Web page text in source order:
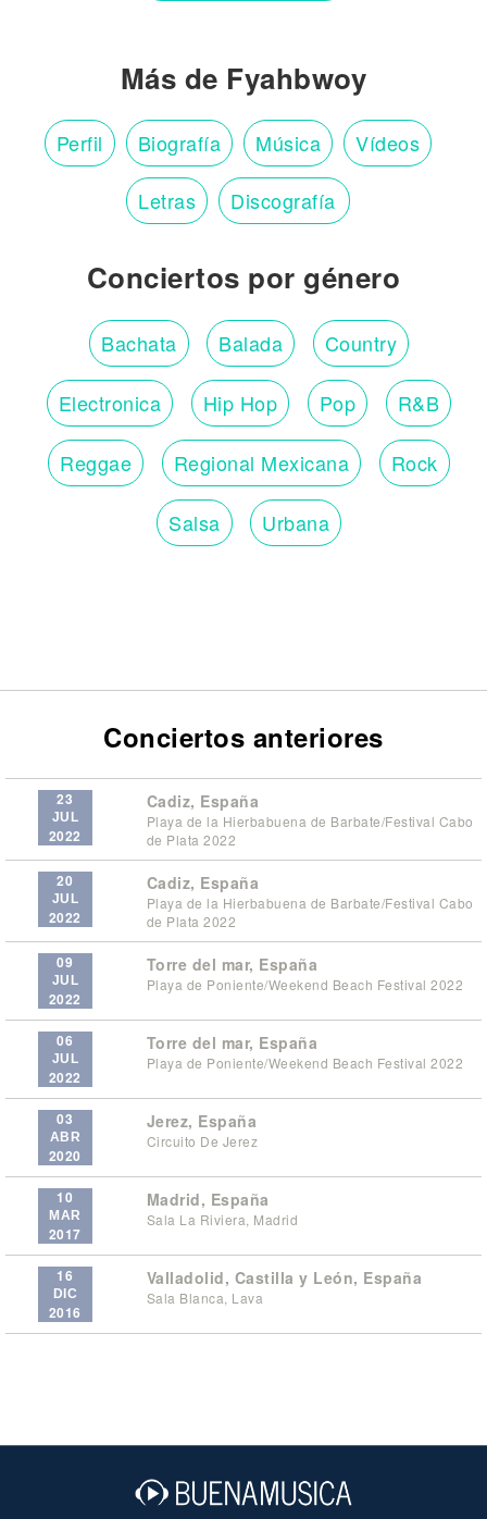
Más de Fyahbwoy
Perfil Biografía Música Vídeos
Letras Discografía
Conciertos por género
Bachata Balada Country
Electronica Hip Hop Pop R&B
Reggae Regional Mexicana Rock
Salsa Urbana
Conciertos anteriores
23
JUL
2022
Cadiz, España
Playa de la Hierbabuena de Barbate/Festival Cabo
de Plata 2022
20
JUL
2022
Cadiz, España
Playa de la Hierbabuena de Barbate/Festival Cabo
de Plata 2022
09
JUL
2022
Torre del mar, España
Playa de Poniente/Weekend Beach Festival 2022
06
JUL
2022
Torre del mar, España
Playa de Poniente/Weekend Beach Festival 2022
03
ABR
2020
Jerez, España
Circuito De Jerez
10
MAR
2017
Madrid, España
Sala La Riviera, Madrid
16
DIC
2016
Valladolid, Castilla y León, España
Sala Blanca, Lava